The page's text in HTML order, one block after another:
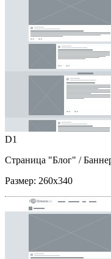
D1
Страница "Блог" /
Размер: 260x340